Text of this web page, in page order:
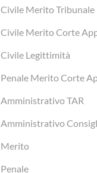
Civile Merito Tribunale
Civile Merito Corte
Civile Legittimità
Penale Merito Corte
Amministrativo TAR
Amministrativo
Merito
Penale